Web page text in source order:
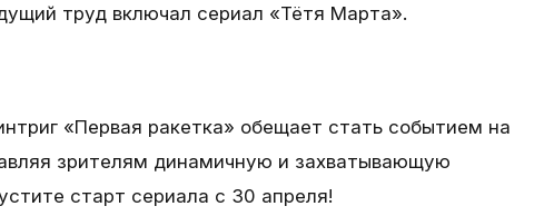
труд включал сериал «Тётя Марта».
«Первая ракетка» обещает стать событием на
зрителям динамичную и захватывающую
старт сериала с 30 апреля!